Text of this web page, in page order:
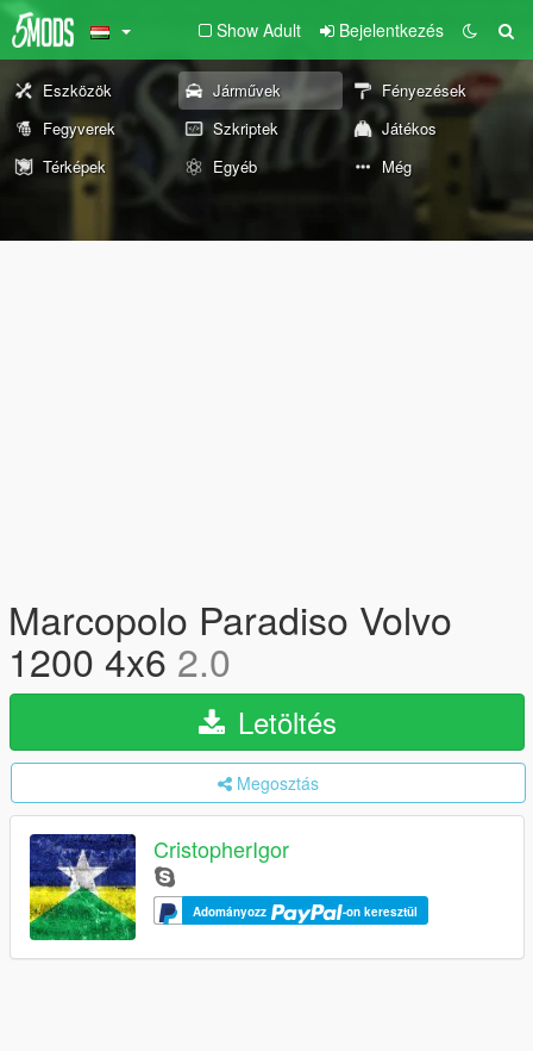
Show Adult Bejelentkezés
Eszközök Járművek
Fényezések
Fegyverek
Szkriptek
Játékos
Térképek
Egyéb Még
Marcopolo Paradiso Volvo
1200 4x6 2.0
Letöltés
Megosztás
CristopherIgor
Adományozz -on keresztül